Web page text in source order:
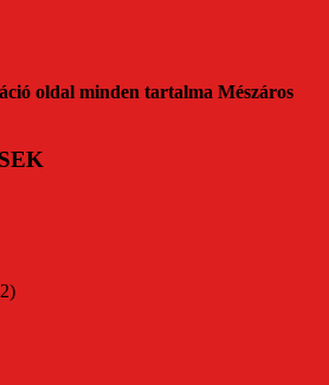
oldal minden tartalma Mészáros